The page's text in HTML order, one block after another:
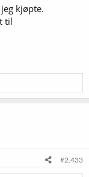
kjøpte.
til
#2.433